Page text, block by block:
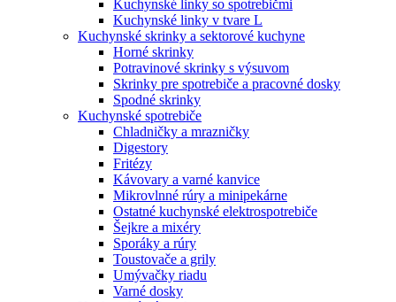
Kuchynské linky so spotrebičmi
Kuchynské linky v tvare L
Kuchynské skrinky a sektorové kuchyne
Horné skrinky
Potravinové skrinky s výsuvom
Skrinky pre spotrebiče a pracovné dosky
Spodné skrinky
Kuchynské spotrebiče
Chladničky a mrazničky
Digestory
Fritézy
Kávovary a varné kanvice
Mikrovlnné rúry a minipekárne
Ostatné kuchynské elektrospotrebiče
Šejkre a mixéry
Sporáky a rúry
Toustovače a grily
Umývačky riadu
Varné dosky